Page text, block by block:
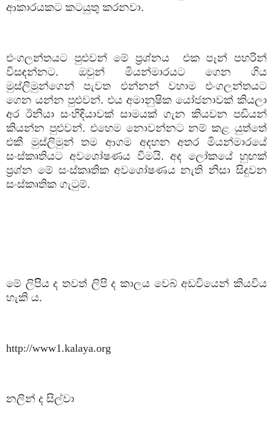
ආකාරයකට කටයුතු කරනවා.
එංගලන්තයට පුළුවන් මේ ප්‍රශ්නය
එක පෑන් පහරින්
විසඳන්නට. ඔවුන් මියන්මාරයට ගෙන ගිය
මුස්ලිමුන්ගෙන් පැවත එන්නන් වහාම එංගලන්තයට
ගෙන යන්න පුළුවන්. එය අමානුෂික යෝජනාවක් කියලා
අර ඊනියා සංහිඳියාවක් සාමයක් ගැන කියවන පඬියන්
කියන්න පුළුවන්. එහෙම නොවන්නට නම් කළ යුත්තේ
එකී මුස්ලිමුන් තම ආගම අදහන අතර මියන්මාරයේ
සංස්කෘතියට අවශෝෂණය වීමයි. අද ලෝකයේ හුඟක්
ප්‍රශ්න මේ සංස්කෘතික අවශෝෂණය නැති නිසා සිදුවන
සංස්කෘතික ගැටුම්.
මේ ලිපිිය ද තවත් ලිපි ද කාලය වෙබ් අඩවියෙන් කියවිය
හැකි ය.
http://www1.kalaya.org
නලින් ද සිල්වා